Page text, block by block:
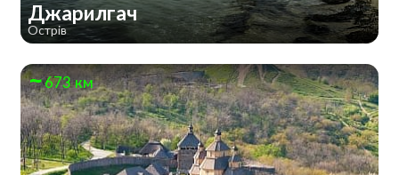
Джарилгач
Острів
673 км